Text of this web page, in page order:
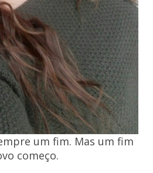
um fim. Mas um fim
começo.